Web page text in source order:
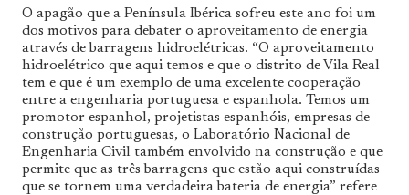
O apagão que a Península Ibérica sofreu este ano foi um
dos motivos para debater o aproveitamento de energia
através de barragens hidroelétricas. “O aproveitamento
hidroelétrico que aqui temos e que o distrito de Vila Real
tem e que é um exemplo de uma excelente cooperação
entre a engenharia portuguesa e espanhola. Temos um
promotor espanhol, projetistas espanhóis, empresas de
construção portuguesas, o Laboratório Nacional de
Engenharia Civil também envolvido na construção e que
permite que as três barragens que estão aqui construídas
que se tornem uma verdadeira bateria de energia” refere